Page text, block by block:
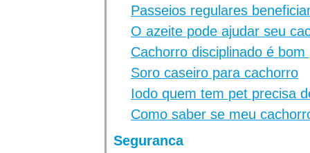
Passeios regulares
O azeite pode ajudar seu
Cachorro disciplinado é
Soro caseiro para cachorro
Iodo quem tem pet precisa
Como saber se meu
Seguranca